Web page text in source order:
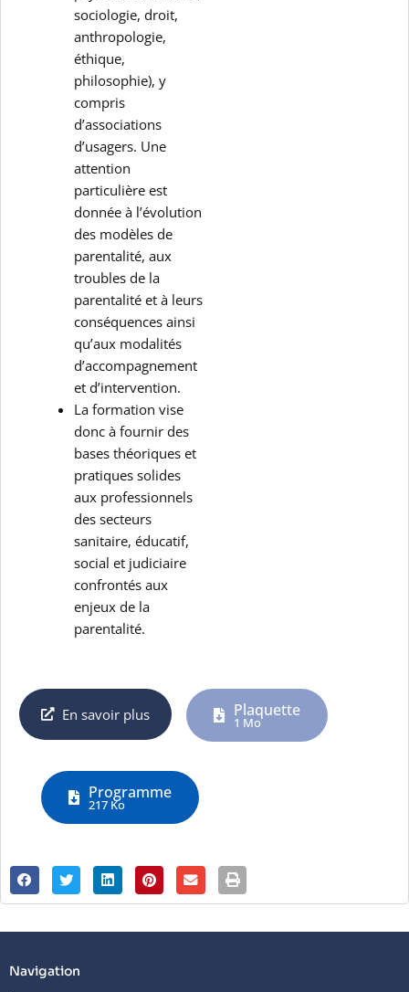
sociologie, droit,
anthropologie,
éthique,
philosophie), y
compris
d’associations
d’usagers. Une
attention
particulière est
donnée à l’évolution
des modèles de
parentalité, aux
troubles de la
parentalité et à leurs
conséquences ainsi
qu’aux modalités
d’accompagnement
et d’intervention.
La formation vise
donc à fournir des
bases théoriques et
pratiques solides
aux professionnels
des secteurs
sanitaire, éducatif,
social et judiciaire
confrontés aux
enjeux de la
parentalité.
En savoir plus Plaquette
1 Mo
Programme
217 Ko
Navigation